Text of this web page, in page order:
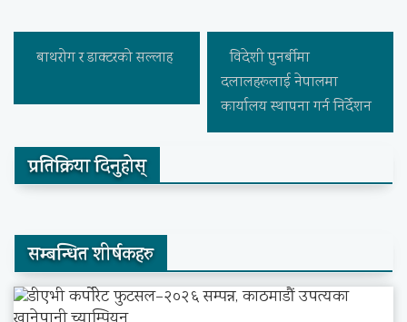
बाथरोग र डाक्टरको सल्लाह
विदेशी पुनर्बीमा
दलालहरूलाई नेपालमा
कार्यालय स्थापना गर्न निर्देशन
प्रतिक्रिया दिनुहोस्
सम्बन्धित शीर्षकहरु